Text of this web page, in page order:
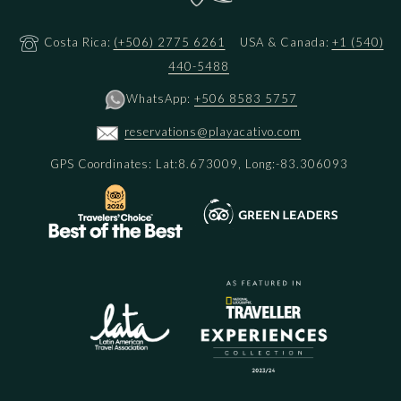
Cuando aterricen, encontrarán cascadas azules, exuberante
vegetación verde y aves cantando desde el amanecer hasta el
anochecer, además de innumerables otras características que
hacen del Golfo Dulce la elección perfecta para un destino
Costa Rica: (+506) 2775 6261 USA & Canada: +1 (540)
440-5488
WhatsApp: +506 8583 5757
reservations@playacativo.com
GPS Coordinates: Lat:8.673009, Long:-83.306093